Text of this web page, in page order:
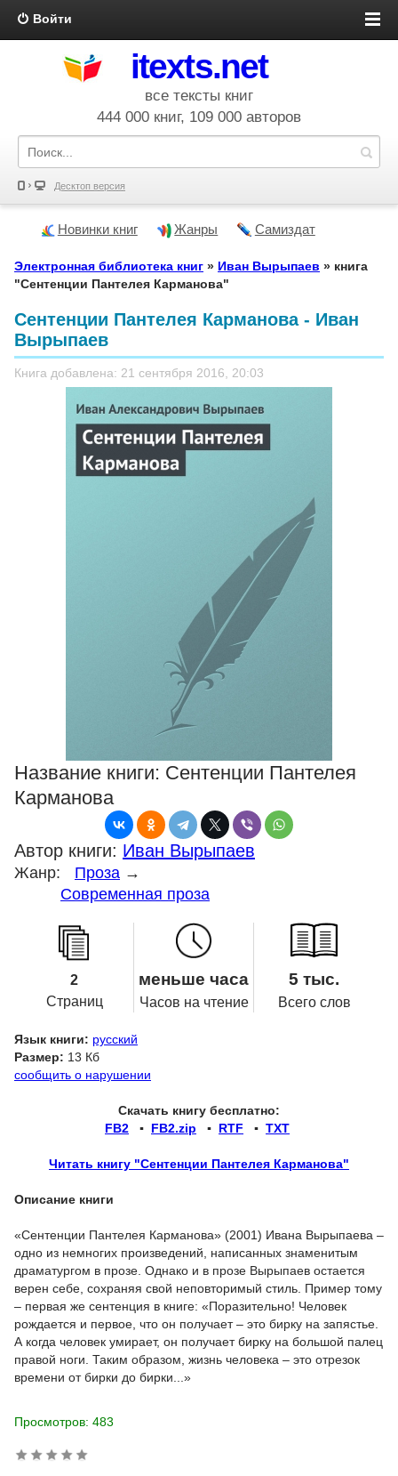
Войти
itexts.net
все тексты книг
444 000 книг, 109 000 авторов
Десктоп версия
Новинки книг Жанры Самиздат
Электронная библиотека книг » Иван Вырыпаев » книга
"Сентенции Пантелея Карманова"
Сентенции Пантелея Карманова - Иван
Вырыпаев
Книга добавлена: 21 сентября 2016, 20:03
Название книги: Сентенции Пантелея
Карманова
Автор книги: Иван Вырыпаев
Жанр: Проза →
Современная проза
2
Страниц
меньше часа
Часов на чтение
5 тыс.
Всего слов
Язык книги: русский
Размер: 13 Кб
сообщить о нарушении
Скачать книгу бесплатно:
FB2 ▪ FB2.zip ▪ RTF ▪ TXT
Читать книгу "Сентенции Пантелея Карманова"
Описание книги
«Сентенции Пантелея Карманова» (2001) Ивана Вырыпаева –
одно из немногих произведений, написанных знаменитым
драматургом в прозе. Однако и в прозе Вырыпаев остается
верен себе, сохраняя свой неповторимый стиль. Пример тому
– первая же сентенция в книге: «Поразительно! Человек
рождается и первое, что он получает – это бирку на запястье.
А когда человек умирает, он получает бирку на большой палец
правой ноги. Таким образом, жизнь человека – это отрезок
времени от бирки до бирки...»
Просмотров: 483